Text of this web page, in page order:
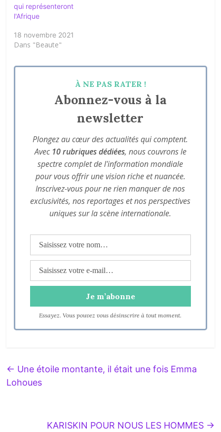
qui représenteront
l'Afrique
18 novembre 2021
Dans "Beaute"
À NE PAS RATER !
Abonnez-vous à la
newsletter
Plongez au cœur des actualités qui comptent.
Avec 10 rubriques dédiées, nous couvrons le
spectre complet de l'information mondiale
pour vous offrir une vision riche et nuancée.
Inscrivez-vous pour ne rien manquer de nos
exclusivités, nos reportages et nos perspectives
uniques sur la scène internationale.
Essayez. Vous pouvez vous désinscrire à tout moment.
← Une étoile montante, il était une fois Emma
Lohoues
KARISKIN POUR NOUS LES HOMMES →